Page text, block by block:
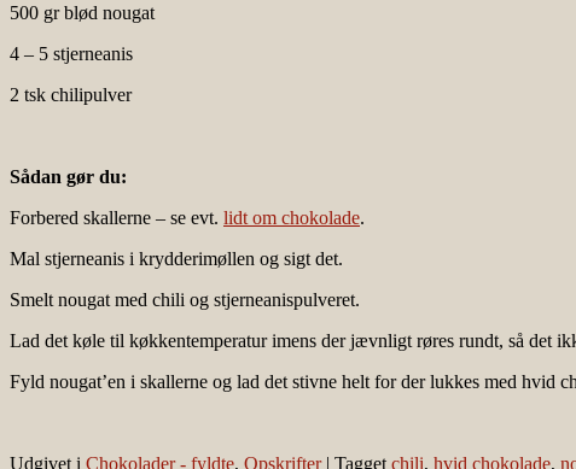
500 gr blød nougat
4 – 5 stjerneanis
2 tsk chilipulver
Sådan gør du:
Forbered skallerne – se evt. lidt om chokolade.
Mal stjerneanis i krydderimøllen og sigt det.
Smelt nougat med chili og stjerneanispulveret.
Lad det køle til køkkentemperatur imens der jævnligt røres rundt, så det
Fyld nougat’en i skallerne og lad det stivne helt for der lukkes med hvid
Udgivet i Chokolader - fyldte, Opskrifter | Tagget chili, hvid chokolade,